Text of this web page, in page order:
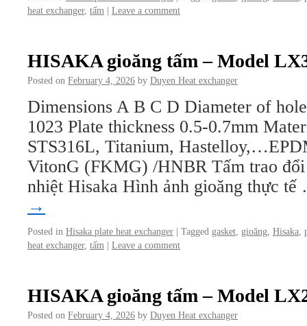
heat exchanger, tấm | Leave a comment
HISAKA gioăng tấm – Model
Posted on February 4, 2026 by Duyen Heat exchanger
Dimensions A B C D Diameter of
1023 Plate thickness 0.5-0.7mm
STS316L, Titanium,
VitonG (FKMG) /HNBR Tấm trao
nhiệt Hisaka Hình ảnh gioăng thực
→
Posted in Hisaka plate heat exchanger | Tagged gasket gioăng Hisaka
heat exchanger, tấm | Leave a comment
HISAKA gioăng tấm – Model
Posted on February 4, 2026 by Duyen Heat exchanger